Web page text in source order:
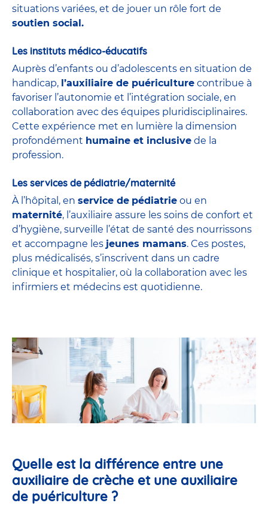
situations variées, et de jouer un rôle fort de
soutien social.
Les instituts médico-éducatifs
Auprès d’enfants ou d’adolescents en situation de
handicap, l’auxiliaire de puériculture contribue à
favoriser l’autonomie et l’intégration sociale, en
collaboration avec des équipes pluridisciplinaires.
Cette expérience met en lumière la dimension
profondément humaine et inclusive de la
profession.
Les services de pédiatrie/maternité
À l’hôpital, en service de pédiatrie ou en
maternité, l’auxiliaire assure les soins de confort et
d’hygiène, surveille l’état de santé des nourrissons
et accompagne les jeunes mamans. Ces postes,
plus médicalisés, s’inscrivent dans un cadre
clinique et hospitalier, où la collaboration avec les
infirmiers et médecins est quotidienne.
Quelle est la différence entre une
auxiliaire de crèche et une auxiliaire
de puériculture ?